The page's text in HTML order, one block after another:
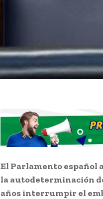
El Parlamento español
la autodeterminación
años interrumpir el